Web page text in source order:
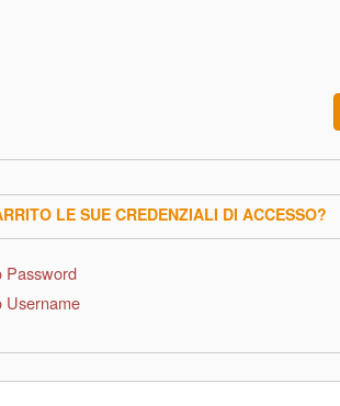
LE SUE CREDENZIALI DI ACCESSO?
Password
Username